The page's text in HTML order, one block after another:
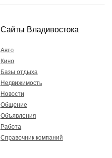
Сайты Владивостока
Авто
Кино
Базы отдыха
Недвижимость
Новости
Общение
Объявления
Работа
Справочник компаний